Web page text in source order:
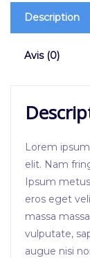
Description
Avis (0)
Lorem
elit. Nam
Ipsum
eros eget
massa
vulputate,
augue nisi